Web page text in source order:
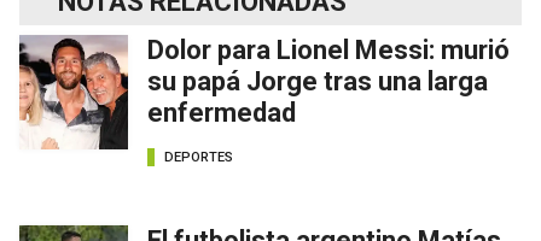
Dolor para Lionel Messi: murió
su papá Jorge tras una larga
enfermedad
DEPORTES